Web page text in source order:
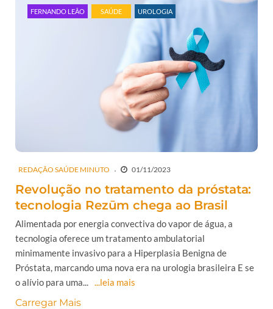
FERNANDO LEÃO SAÚDE UROLOGIA
REDAÇÃO SAÚDE MINUTO 01/11/2023
Revolução no tratamento da próstata:
tecnologia Rezūm chega ao Brasil
Alimentada por energia convectiva do vapor de água, a
tecnologia oferece um tratamento ambulatorial
minimamente invasivo para a Hiperplasia Benigna de
Próstata, marcando uma nova era na urologia brasileira E se
o alívio para uma... ...leia mais
Carregar Mais